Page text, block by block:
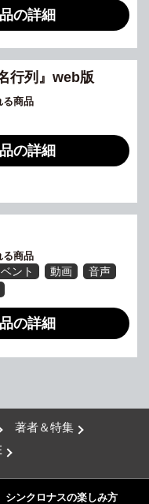
の詳細
行列』web版
る商品
の詳細
る商品
ント 動画
音声
の詳細
著者＆特集
シンクロナスの楽しみ方